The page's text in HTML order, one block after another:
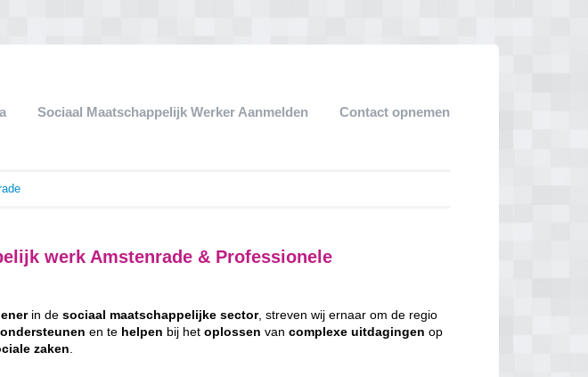
Sociaal Maatschappelijk Werker Aanmelden Contact opnemen
werk Amstenrade & Professionele
in desociaal maatschappelijke sector, streven wij ernaar om de regio
ondersteunen en te helpen bij hetoplossen vancomplexe uitdagingen op
zaken